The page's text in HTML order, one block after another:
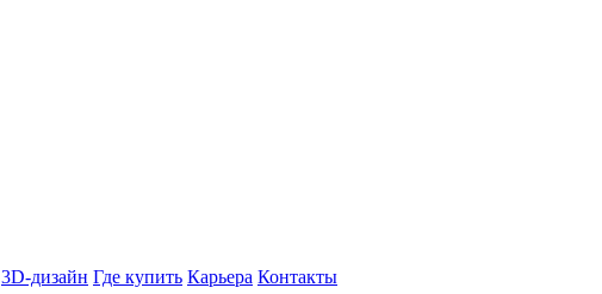
3D-дизайн Где купить Карьера Контакты